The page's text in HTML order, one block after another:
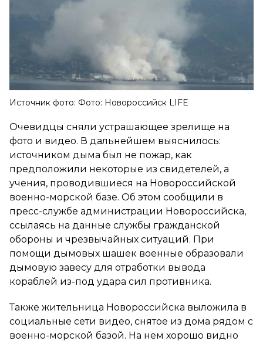
Источник фото: Фото: Новороссийск LIFE
Очевидцы сняли устрашающее зрелище на
фото и видео. В дальнейшем выяснилось:
источником дыма был не пожар, как
предположили некоторые из свидетелей, а
учения, проводившиеся на Новороссийской
военно-морской базе. Об этом сообщили в
пресс-службе администрации Новороссийска,
ссылаясь на данные службы гражданской
обороны и чрезвычайных ситуаций. При
помощи дымовых шашек военные образовали
дымовую завесу для отработки вывода
кораблей из-под удара сил противника.
Также жительница Новороссийска выложила в
социальные сети видео, снятое из дома рядом с
военно-морской базой. На нем хорошо видно